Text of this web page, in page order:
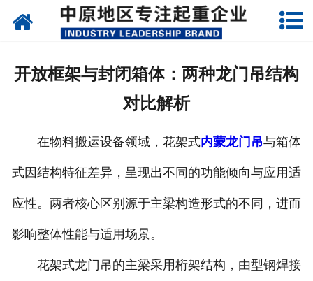
网站首页
企业视频
联系我们
开放框架与封闭箱体：两种龙门吊结构
对比解析
在物料搬运设备领域，花架式内蒙龙门吊与箱体
式因结构特征差异，呈现出不同的功能倾向与应用适
应性。两者核心区别源于主梁构造形式的不同，进而
影响整体性能与适用场景。
花架式龙门吊的主梁采用桁架结构，由型钢焊接